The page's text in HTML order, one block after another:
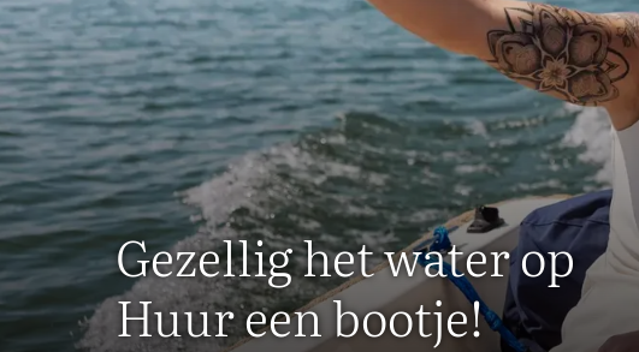
Gezellig het water op
Huur een bootje!